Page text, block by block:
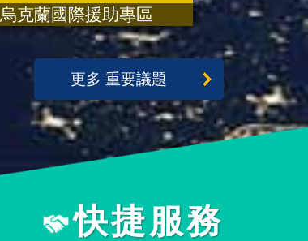
烏克蘭國際援助專區
更多 重要議題
快捷服務